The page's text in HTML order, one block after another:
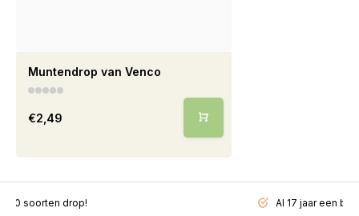
Muntendrop van Venco
€2,49
soorten drop! Al 17 jaar een